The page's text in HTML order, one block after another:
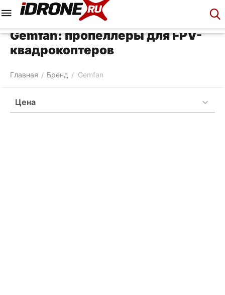
Gemfan: пропеллеры для FPV-
квадрокоптеров
Главная / Бренд / Gemfan
Цена
Корзина